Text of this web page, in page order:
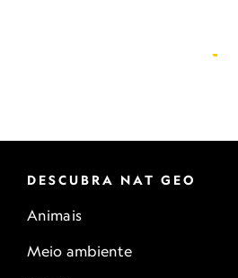
DESCUBRA NAT GEO
Animais
Meio ambiente